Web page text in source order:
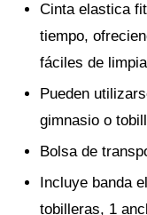
Cinta elastica
tiempo,
fáciles de
Pueden
gimnasio o
Bolsa de
Incluye banda
tobilleras, 1